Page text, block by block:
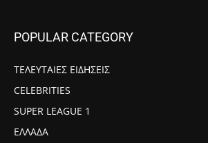
POPULAR CATEGORY
ΤΕΛΕΥΤΑΙΕΣ ΕΙΔΗΣΕΙΣ
CELEBRITIES
SUPER LEAGUE 1
ΕΛΛΑΔΑ